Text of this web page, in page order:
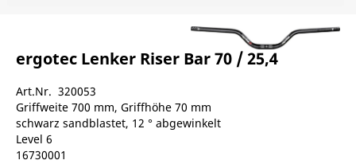
ergotec Lenker Riser Bar 70 / 25,4
Art.Nr. 320053
Griffweite 700 mm, Griffhöhe 70 mm
schwarz sandblastet, 12 ° abgewinkelt
Level 6
16730001